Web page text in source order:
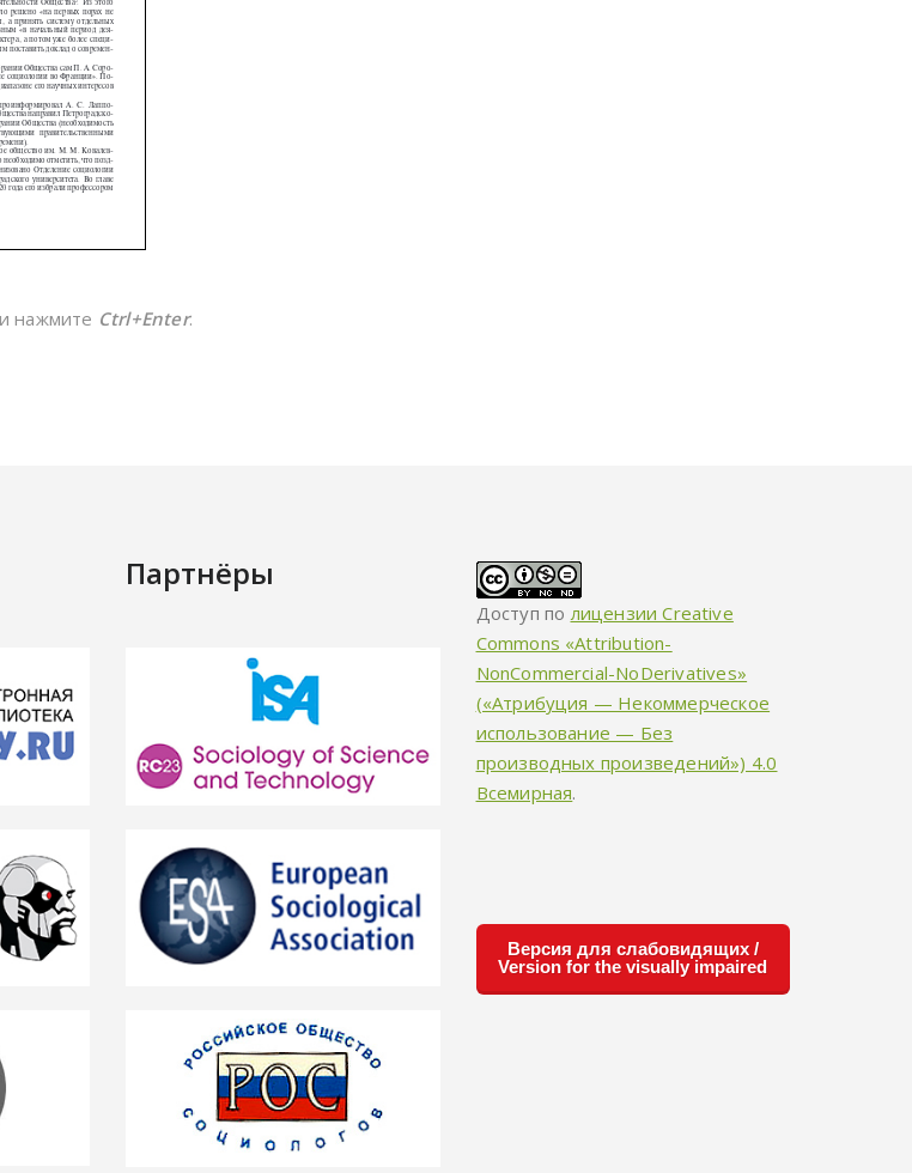
нажмите Ctrl+Enter.
Партнёры
Доступ полицензии Creative
Commons «Attribution-
NonCommercial-NoDerivatives»
(«Атрибуция — Некоммерческое
использование — Без
производных произведений») 4.0
Всемирная.
Версия для слабовидящих /
Version for the visually impaired